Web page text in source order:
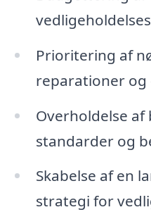
Prioritering af
reparationer
Overholdelse af
standarder og
Skabelse af en
strategi for